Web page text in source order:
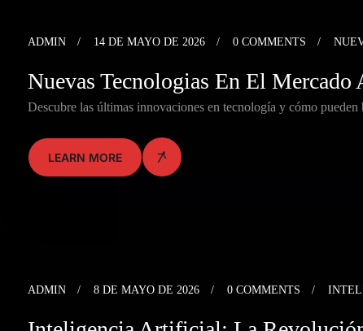
ADMIN 14 DE MAYO DE 2026 0 COMMENTS
Nuevas Tecnologias En El Mercado
Descubre las últimas innovaciones en tecnología y cómo
LEARN MORE
ADMIN 8 DE MAYO DE 2026 0 COMMENTS